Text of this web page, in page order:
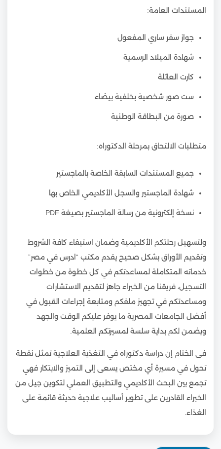
المستندات العامة:
جواز سفر ساري المفعول
شهادة الميلاد الرسمية
كارت العائلة
ست صور شخصية بخلفية بيضاء
صورة من البطاقة الوطنية
متطلبات الالتحاق بمرحلة الدكتوراه:
جميع المستندات السابقة الخاصة بالماجستير
شهادة الماجستير والسجل الأكاديمي الخاص بها
نسخة إلكترونية من رسالة الماجستير بصيغة PDF
ولتسهيل رحلتكم الأكاديمية وضمان استيفاء كافة الشروط
وتقديم الأوراق بشكل صحيح يقدم مكتب “ادرس في مصر”
خدماته المتكاملة لمساعدتكم في كل خطوة من خطوات
التسجيل، فريقنا من الخبراء جاهز لتقديم الاستشارات
ومساعدتكم في تجهيز ملفكم ومتابعة إجراءات القبول في
أفضل الجامعات المصرية ما يوفر عليكم الوقت والجهد
ويضمن لكم بداية سلسة لمسيرتكم العلمية.
فى الختام إن دراسة دكتوراه في التغذية العلاجية تمثل نقطة
تحول في مسيرة أي مختص يسعى إلى التميز والابتكار فهي
تجمع بين البحث الأكاديمي والتطبيق العملي لتكوين جيل من
الخبراء القادرين على تطوير أساليب علاجية حديثة قائمة على
الغذاء.